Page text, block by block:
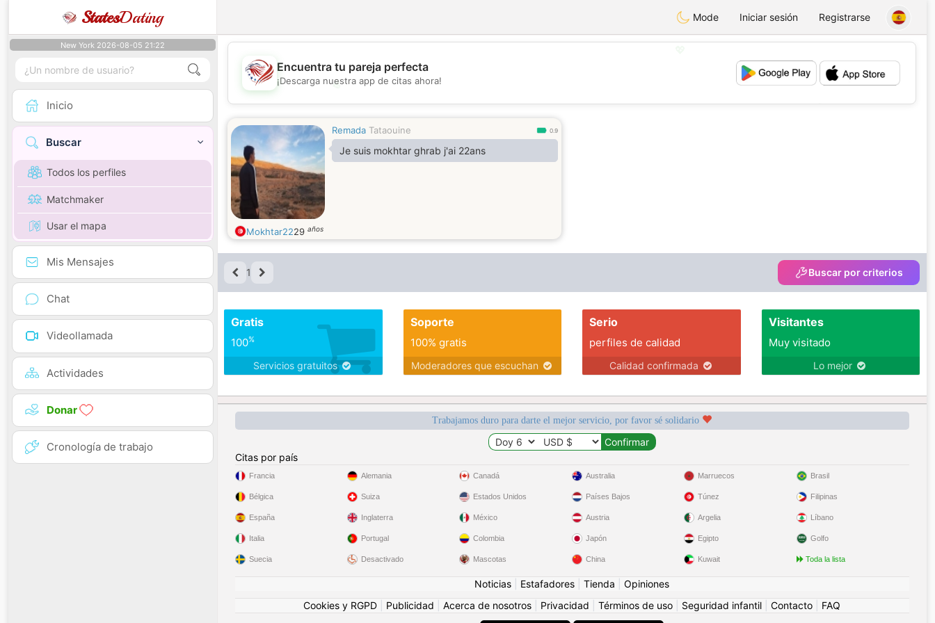
StatesDating Mode Iniciar sesión Registrarse
New York 2026-08-05 21:22
Inicio
Buscar
Todos los perfiles
Matchmaker
Usar el mapa
Mis Mensajes
Chat
Videollamada
Actividades
Donar
Cronología de trabajo
💖
💕
Encuentra tu pareja perfecta
¡Descarga nuestra app de citas ahora!
Remada Tataouine 0.9
Je suis mokhtar ghrab j'ai 22ans
Mokhtar2229 años
1 Buscar por criterios
Gratis
100%
Servicios gratuitos
Soporte
100% gratis
Moderadores que escuchan
Serio
perfiles de calidad
Calidad confirmada
Visitantes
Muy visitado
Lo mejor
Trabajamos duro para darte el mejor servicio, por favor sé solidario
Citas por país
Francia
Bélgica
España
Italia
Suecia
Alemania
Suiza
Inglaterra
Portugal
Desactivado
Canadá
Estados Unidos
México
Colombia
Mascotas
Australia
Países Bajos
Austria
Japón
China
Marruecos
Túnez
Argelia
Egipto
Kuwait
Brasil
Filipinas
Líbano
Golfo
Toda la lista
Noticias Estafadores Tienda
Opiniones
Cookies y RGPD
Publicidad Acerca de nosotros Privacidad Términos de uso Seguridad infantil Contacto FAQ